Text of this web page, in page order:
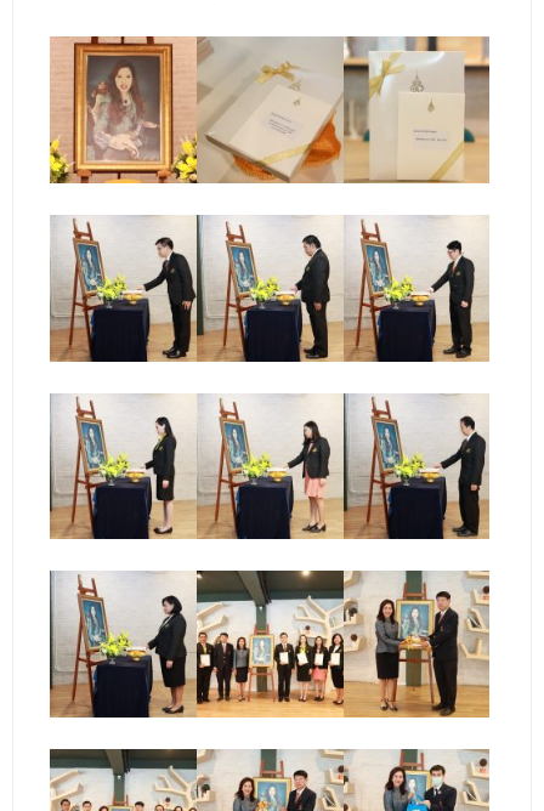
สวนดุสิต จังหวัดปราจีนบุรี
- โครงการส่งเสริมการปลูกกล้วยเล็บมือนางฯ
- ผลงาน/รางวัล
- SDU Zero Waste
- งานวิจัย/นวัตกรรม
ติดต่อเรา